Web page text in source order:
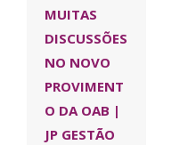
MUITAS
DISCUSSÕES
NO NOVO
PROVIMENT
O DA OAB |
JP GESTÃO